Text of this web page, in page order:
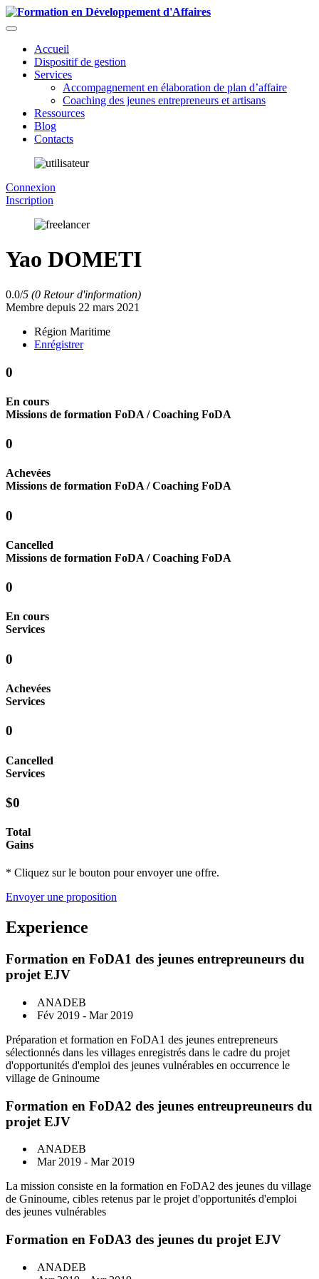
Accueil
Dispositif de gestion
Services
Accompagnement en élaboration de plan d’affaire
Coaching des jeunes entrepreneurs et artisans
Ressources
Blog
Contacts
Connexion
Inscription
Yao DOMETI
0.0/5 (0 Retour d'information)
Membre depuis 22 mars 2021
Région Maritime
Enrégistrer
0
En cours
Missions de formation FoDA / Coaching FoDA
0
Achevées
Missions de formation FoDA / Coaching FoDA
0
Cancelled
Missions de formation FoDA / Coaching FoDA
0
En cours
Services
0
Achevées
Services
0
Cancelled
Services
$0
Total
Gains
* Cliquez sur le bouton pour envoyer une offre.
Envoyer une proposition
Experience
Formation en FoDA1 des jeunes entrepreuneurs du
projet EJV
ANADEB
Fév 2019 - Mar 2019
Préparation et formation en FoDA1 des jeunes entrepreneurs
sélectionnés dans les villages enregistrés dans le cadre du projet
d'opportunités d'emploi des jeunes vulnérables en occurrence le
village de Gninoume
Formation en FoDA2 des jeunes entreupreuneurs du
projet EJV
ANADEB
Mar 2019 - Mar 2019
La mission consiste en la formation en FoDA2 des jeunes du village
de Gninoume, cibles retenus par le projet d'opportunités d'emploi
des jeunes vulnérables
Formation en FoDA3 des jeunes du projet EJV
ANADEB